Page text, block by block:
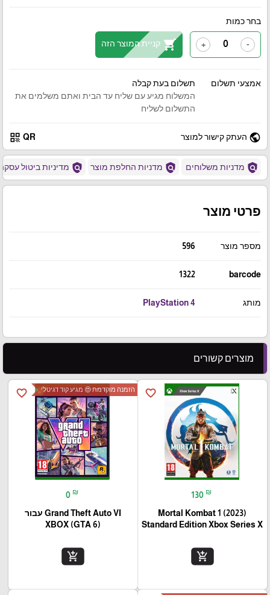
בחר כמות
-
+
shopping_cart קניית המוצר הזה
אמצעי תשלום
תשלום בעת קבלה
המשלוח מגיע עם שליח עד הבית ואתם משלמים את
התשלום לשליח
public העתק קישור למוצר QR
qr_code
policy מדניות משלוחים policy מדניות החלפת מוצר policy מדיניות ביטול
פרטי מוצר
מספר מוצר 596
barcode
1322
מותג PlayStation 4
מוצרים קשורים
favorite_border
130 ₪
Mortal Kombat 1 (2023)
Standard Edition Xbox Series X
add_shopping_cart
favorite_border הזמנה מוקדמת 😍 מגיע קוד דגיטלי
0 ₪
Grand Theft Auto VI עבור
(XBOX (GTA 6
add_shopping_cart